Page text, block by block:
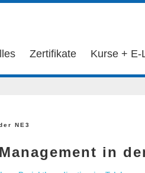
Zertifikate Kurse + E-
NE3
in